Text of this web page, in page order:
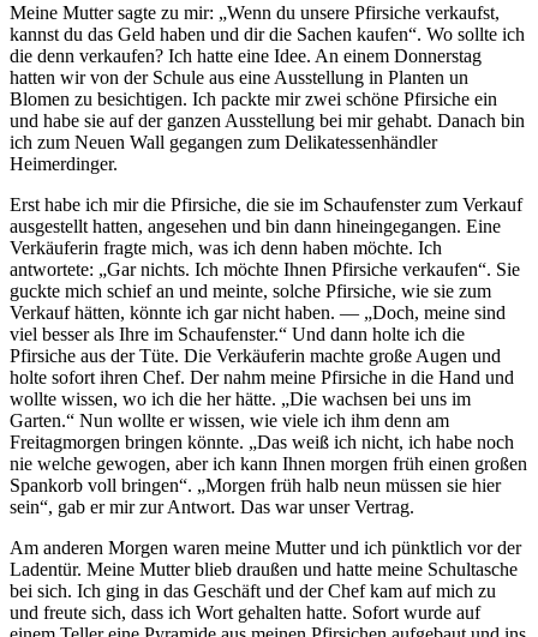
Meine Mutter sagte zu mir:
Wenn du unsere Pfirsiche verkaufst,
kannst du das Geld haben und dir die Sachen kaufen . Wo sollte ich
die denn verkaufen? Ich hatte eine Idee. An einem Donnerstag
hatten wir von der Schule aus eine Ausstellung in Planten un
Blomen zu besichtigen. Ich packte mir zwei schöne Pfirsiche ein
und habe sie auf der ganzen Ausstellung bei mir gehabt. Danach bin
ich zum Neuen Wall gegangen zum Delikatessenhändler
Heimerdinger.
Erst habe ich mir die Pfirsiche, die sie im Schaufenster zum Verkauf
ausgestellt hatten, angesehen und bin dann hineingegangen. Eine
Verkäuferin fragte mich, was ich denn haben möchte. Ich
antwortete:
Gar nichts. Ich möchte Ihnen Pfirsiche verkaufen . Sie
guckte mich schief an und meinte, solche Pfirsiche, wie sie zum
Verkauf hätten, könnte ich gar nicht haben. —
Doch, meine sind
viel besser als Ihre im Schaufenster.
Und dann holte ich die
Pfirsiche aus der Tüte. Die Verkäuferin machte große Augen und
holte sofort ihren Chef. Der nahm meine Pfirsiche in die Hand und
wollte wissen, wo ich die her hätte.
Die wachsen bei uns im
Garten.
Nun wollte er wissen, wie viele ich ihm denn am
Freitagmorgen bringen könnte.
Das weiß ich nicht, ich habe noch
nie welche gewogen, aber ich kann Ihnen morgen früh einen großen
Spankorb voll bringen .
Morgen früh halb neun müssen sie hier
sein , gab er mir zur Antwort. Das war unser Vertrag.
Am anderen Morgen waren meine Mutter und ich pünktlich vor der
Ladentür. Meine Mutter blieb draußen und hatte meine Schultasche
bei sich. Ich ging in das Geschäft und der Chef kam auf mich zu
und freute sich, dass ich Wort gehalten hatte. Sofort wurde auf